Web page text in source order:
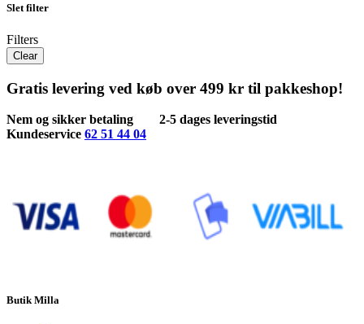
Slet filter
Filters
Clear
Gratis levering ved køb over 499 kr til pakkeshop!
Nem og sikker betaling
2-5 dages leveringstid
Kundeservice 62 51 44 04
Butik Milla